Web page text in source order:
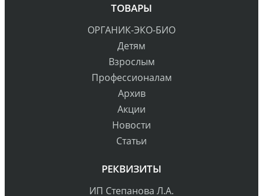
ТОВАРЫ
ОРГАНИК-ЭКО-БИО
Детям
Взрослым
Профессионалам
Архив
Акции
Новости
Статьи
РЕКВИЗИТЫ
ИП Степанова Л.А.